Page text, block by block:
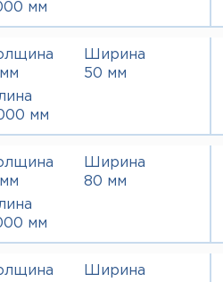
мм
Ширина
50 мм
мм
Ширина
80 мм
мм
Ширина